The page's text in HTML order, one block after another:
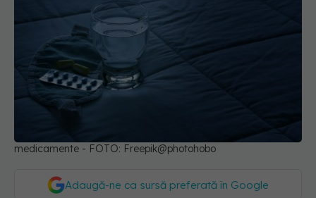
medicamente - FOTO: Freepik@photohobo
Adaugă-ne ca sursă preferată în Google